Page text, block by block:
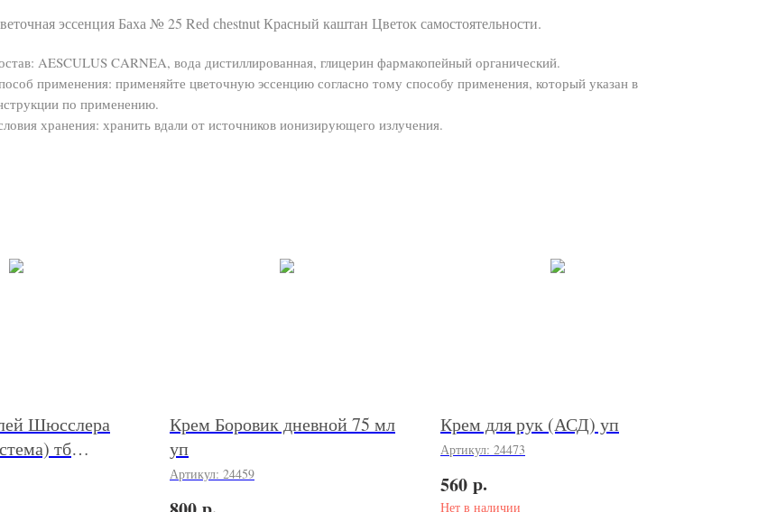
эссенция Баха № 25 Rеd сhеstnut Красный каштан Цветок самостоятельности.
AESCULUS CARNEA, вода дистиллированная, глицерин фармакопейный органический.
применения: применяйте цветочную эссенцию согласно тому способу применения, который указан в
по применению.
хранения: хранить вдали от источников ионизирующего излучения.
Шюсслера
тб
уп
Крем Боровик дневной 75 мл
уп
Артикул: 24459
Крем для рук (АСД) уп
Артикул: 24473
560 р.
Нет в наличии